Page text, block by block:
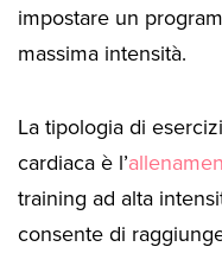
impostare un
massima intensità.
La tipologia di
cardiaca è l’
training ad alta
consente di